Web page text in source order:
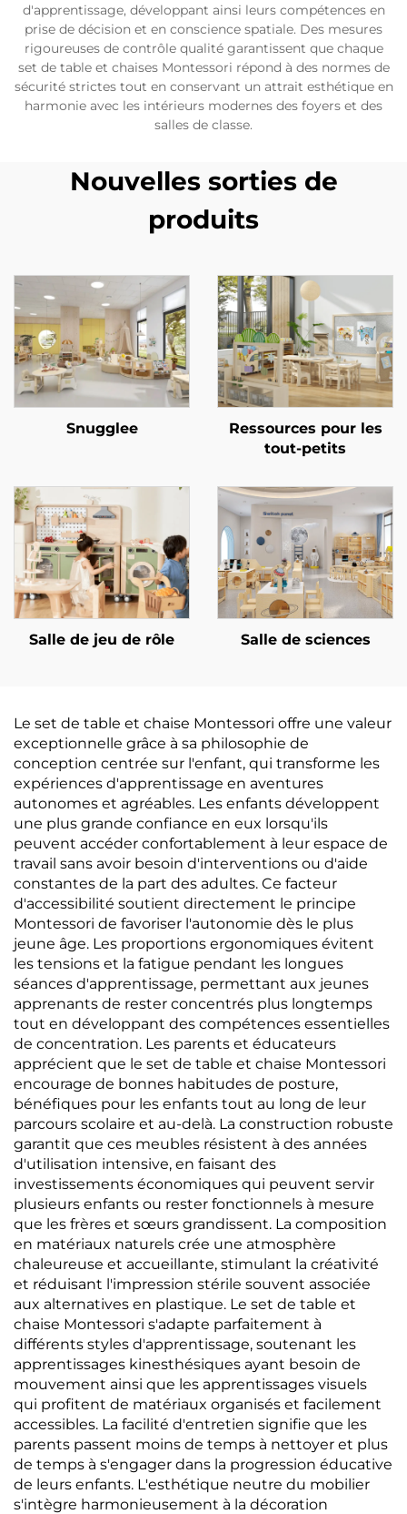
d'apprentissage, développant ainsi leurs compétences en
prise de décision et en conscience spatiale. Des mesures
rigoureuses de contrôle qualité garantissent que chaque
set de table et chaises Montessori répond à des normes de
sécurité strictes tout en conservant un attrait esthétique en
harmonie avec les intérieurs modernes des foyers et des
salles de classe.
Nouvelles sorties de
produits
Snugglee
Ressources pour les
tout-petits
Salle de jeu de rôle Salle de sciences
Le set de table et chaise Montessori offre une valeur
exceptionnelle grâce à sa philosophie de
conception centrée sur l'enfant, qui transforme les
expériences d'apprentissage en aventures
autonomes et agréables. Les enfants développent
une plus grande confiance en eux lorsqu'ils
peuvent accéder confortablement à leur espace de
travail sans avoir besoin d'interventions ou d'aide
constantes de la part des adultes. Ce facteur
d'accessibilité soutient directement le principe
Montessori de favoriser l'autonomie dès le plus
jeune âge. Les proportions ergonomiques évitent
les tensions et la fatigue pendant les longues
séances d'apprentissage, permettant aux jeunes
apprenants de rester concentrés plus longtemps
tout en développant des compétences essentielles
de concentration. Les parents et éducateurs
apprécient que le set de table et chaise Montessori
encourage de bonnes habitudes de posture,
bénéfiques pour les enfants tout au long de leur
parcours scolaire et au-delà. La construction robuste
garantit que ces meubles résistent à des années
d'utilisation intensive, en faisant des
investissements économiques qui peuvent servir
plusieurs enfants ou rester fonctionnels à mesure
que les frères et sœurs grandissent. La composition
en matériaux naturels crée une atmosphère
chaleureuse et accueillante, stimulant la créativité
et réduisant l'impression stérile souvent associée
aux alternatives en plastique. Le set de table et
chaise Montessori s'adapte parfaitement à
différents styles d'apprentissage, soutenant les
apprentissages kinesthésiques ayant besoin de
mouvement ainsi que les apprentissages visuels
qui profitent de matériaux organisés et facilement
accessibles. La facilité d'entretien signifie que les
parents passent moins de temps à nettoyer et plus
de temps à s'engager dans la progression éducative
de leurs enfants. L'esthétique neutre du mobilier
s'intègre harmonieusement à la décoration